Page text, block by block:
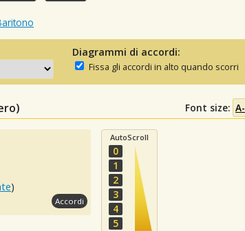
Diagrammi di accordi:
Fissa gli accordi in alto quando scorri
Font size: A-
)
Accordi
AutoScroll
0
1
2
3
4
5